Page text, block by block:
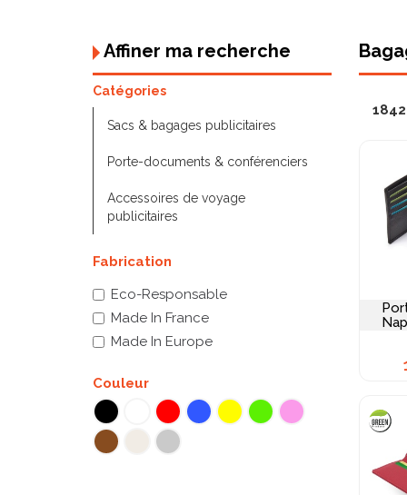
vos
Notre
Sacs
Affiner ma recherche
Catégories
Sacs & bagages publicitaires
Porte-documents & conférenciers
Accessoires de voyage
publicitaires
Fabrication
Eco-Responsable
Made In France
Made In Europe
Couleur
1842